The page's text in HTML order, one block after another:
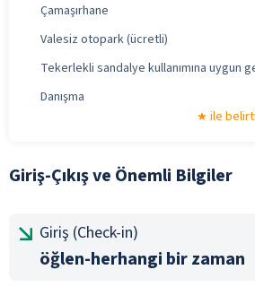
Çamaşırhane
Valesiz otopark (ücretli)
Tekerlekli sandalye kullanımına uygun
Danışma
ile
Giriş-Çıkış ve Önemli Bilgiler
Giriş (Check-in)
öğlen-herhangi bir zaman